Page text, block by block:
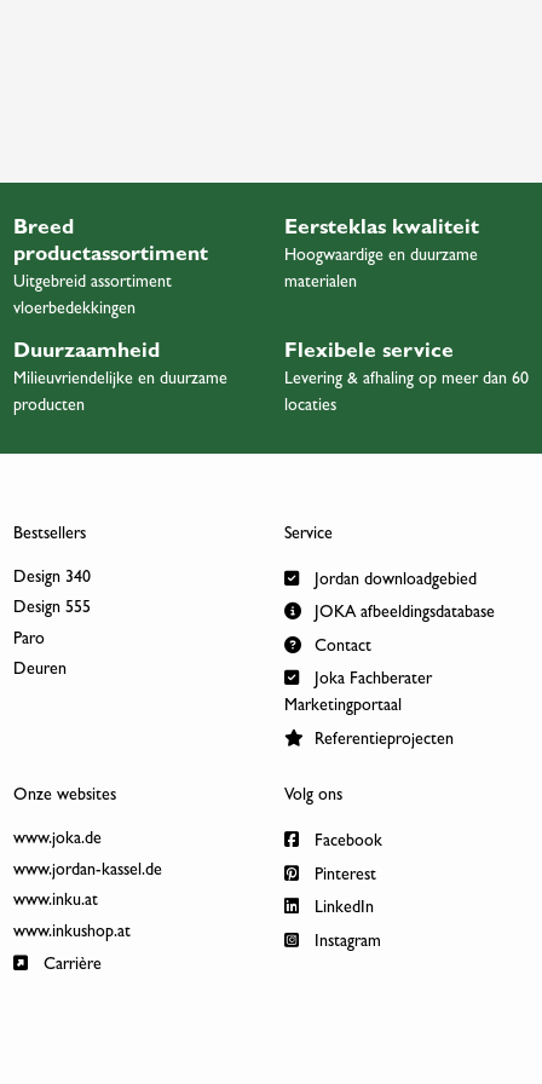
Breed
productassortiment
Uitgebreid assortiment
vloerbedekkingen
Eersteklas kwaliteit
Hoogwaardige en duurzame
materialen
Duurzaamheid
Milieuvriendelijke en duurzame
producten
Flexibele service
Levering & afhaling op meer dan 60
locaties
Bestsellers
Design 340
Design 555
Paro
Deuren
Service
Jordan downloadgebied
JOKA afbeeldingsdatabase
Contact
Joka Fachberater
Marketingportaal
Referentieprojecten
Onze websites
www.joka.de
www.jordan-kassel.de
www.inku.at
www.inkushop.at
Carrière
Volg ons
Facebook
Pinterest
LinkedIn
Instagram